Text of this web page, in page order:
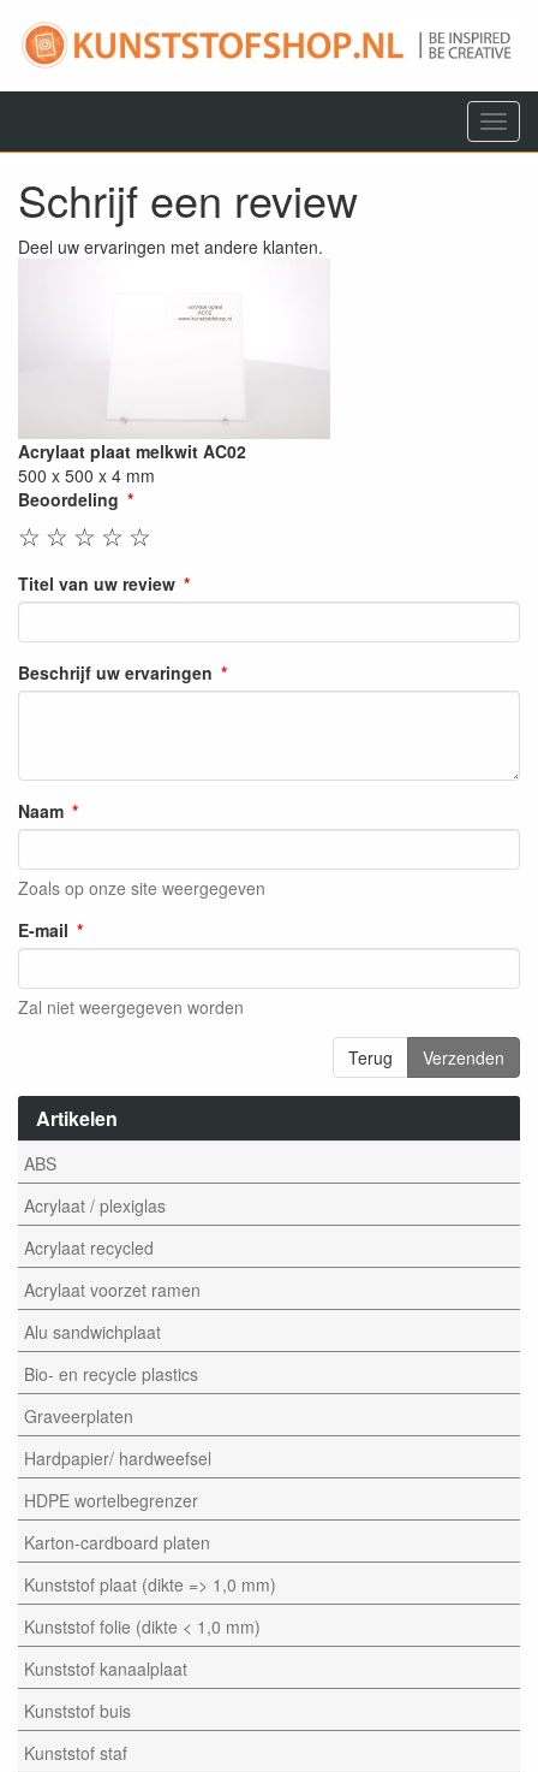
Menu
Artikelen
ABS
Acrylaat / plexiglas
Acrylaat recycled
Acrylaat voorzet ramen
Alu sandwichplaat
Bio- en recycle plastics
Graveerplaten
Hardpapier/ hardweefsel
HDPE wortelbegrenzer
Karton-cardboard platen
Kunststof plaat (dikte => 1,0 mm)
Kunststof folie (dikte < 1,0 mm)
Kunststof kanaalplaat
Kunststof buis
Kunststof staf
Schrijf een review
Deel uw ervaringen met andere klanten.
Acrylaat plaat melkwit AC02
500 x 500 x 4 mm
Beoordeling
☆
☆
☆
☆
☆
Titel van uw review
Beschrijf uw ervaringen
Naam
Zoals op onze site weergegeven
E-mail
Zal niet weergegeven worden
Terug Verzenden